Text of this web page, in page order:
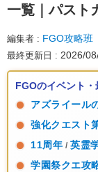
一覧｜パスト
編集者 FGO攻略班
最終更新日 2026/
FGOのイベント・
アズライール
強化クエスト
11周年 / 英霊
学園祭クエ攻